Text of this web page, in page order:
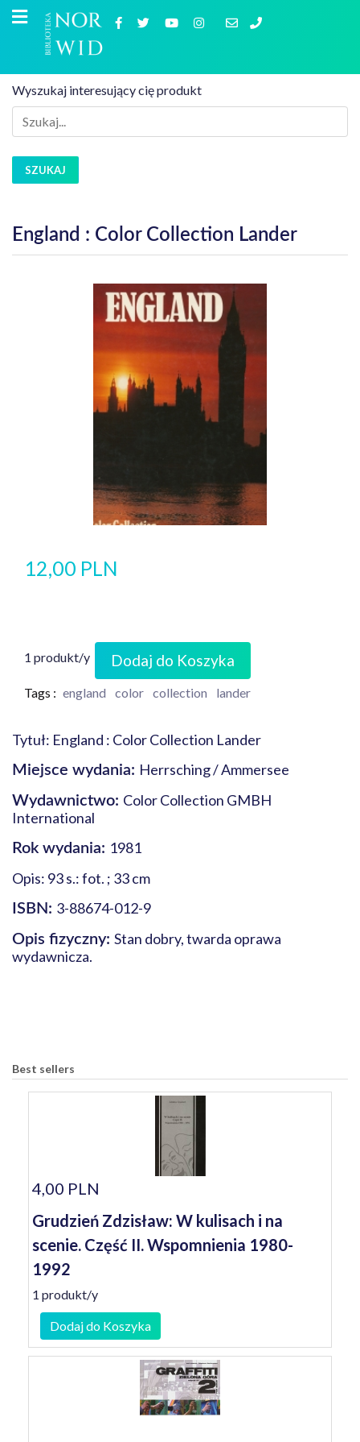
Wyszukaj interesujący cię produkt
SZUKAJ
England : Color Collection Lander
12,00 PLN
1 produkt/y Dodaj do Koszyka
Tags : england color collection lander
Tytuł: England : Color Collection Lander
Miejsce wydania: Herrsching / Ammersee
Wydawnictwo: Color Collection GMBH
International
Rok wydania: 1981
Opis: 93 s.: fot. ; 33 cm
ISBN: 3-88674-012-9
Opis fizyczny: Stan dobry, twarda oprawa
wydawnicza.
Best sellers
4,00 PLN
Grudzień Zdzisław: W kulisach i na
scenie. Część II. Wspomnienia 1980-
1992
1 produkt/y
Dodaj do Koszyka